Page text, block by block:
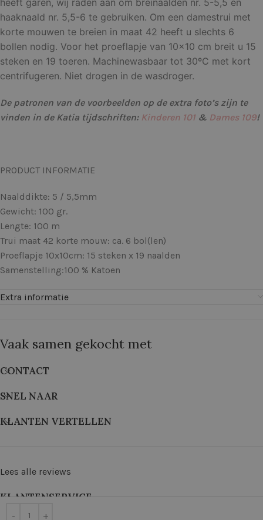
heeft garen, wij raden aan om breinaalden nr. 5-5,5 en
haaknaald nr. 5,5-6 te gebruiken. Om een damestrui met
korte mouwen te breien in maat 42 heeft u slechts 6
bollen nodig. Voor het proeflapje van 10×10 cm breit u 15
steken en 19 toeren. Machinewasbaar tot 30ºC met kort
centrifugeren. Niet drogen in de wasdroger.
De patronen van de voorbeelden op de extra foto’s zijn te
vinden in de Katia tijdschriften: Kinderen 101 & Dames 109!
PRODUCT INFORMATIE
Naalddikte: 5 / 5,5mm
Gewicht: 100 gr.
Lengte: 100 m
Trui maat 42 korte mouw: ca. 6 bol(len)
Proeflapje 10x10cm: 15 steken x 19 naalden
Samenstelling:100 % Katoen
Extra informatie
Vaak samen gekocht met
CONTACT
SNEL NAAR
KLANTEN VERTELLEN
Lees alle reviews
KLANTENSERVICE
2026